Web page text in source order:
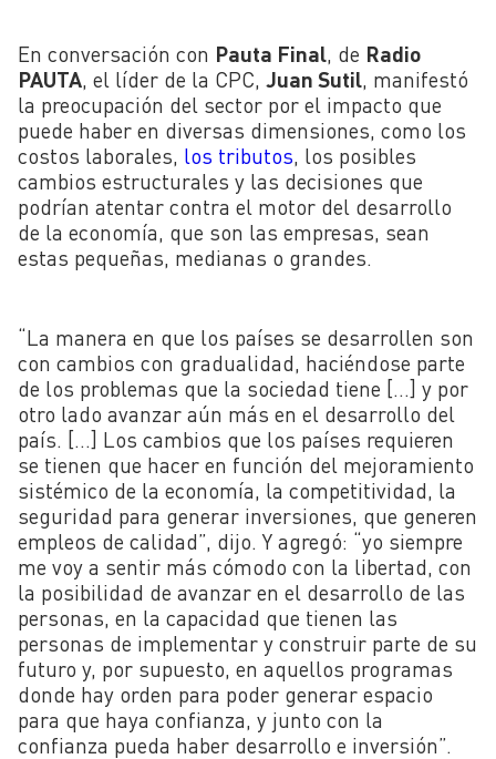
En conversación con Pauta Final, de Radio
PAUTA, el líder de la CPC, Juan Sutil, manifestó
la preocupación del sector por el impacto que
puede haber en diversas dimensiones, como los
costos laborales, los tributos, los posibles
cambios estructurales y las decisiones que
podrían atentar contra el motor del desarrollo
de la economía, que son las empresas, sean
estas pequeñas, medianas o grandes.
“La manera en que los países se desarrollen son
con cambios con gradualidad, haciéndose parte
de los problemas que la sociedad tiene […] y por
otro lado avanzar aún más en el desarrollo del
país. […] Los cambios que los países requieren
se tienen que hacer en función del mejoramiento
sistémico de la economía, la competitividad, la
seguridad para generar inversiones, que generen
empleos de calidad”, dijo. Y agregó: “yo siempre
me voy a sentir más cómodo con la libertad, con
la posibilidad de avanzar en el desarrollo de las
personas, en la capacidad que tienen las
personas de implementar y construir parte de su
futuro y, por supuesto, en aquellos programas
donde hay orden para poder generar espacio
para que haya confianza, y junto con la
confianza pueda haber desarrollo e inversión”.